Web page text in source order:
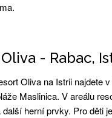
- Rabac,
Oliva na Istrii najdete
Maslinica. V areálu
herní prvky. Pro děti